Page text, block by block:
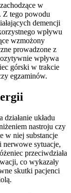
w
Z tego powodu
demencji
wpływu
wzmożony
prowadzone z
wpływa
górski w trakcie
egzaminów.
układu
nastroju czy
w niej substancje
nerwowe sytuacje,
przeciwdziała
co wykazały
skutki pacjenci